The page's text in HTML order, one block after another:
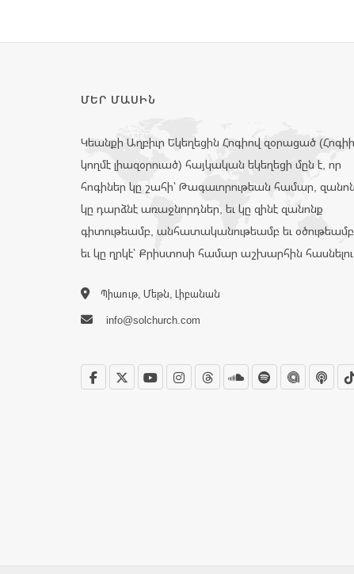
ՄԵՐ ՄԱՍԻՆ
Կեանքի Աղբիւր Եկեղեցին Հոգիով զօրացած
կողմէ լիազօրուած) հայկական եկեղեցի մըն է, որ
հոգիներ կը շահի՝ Թագաւորութեան համար,
կը դարձնէ առաջնորդներ, եւ կը զինէ զանոնք
գիտութեամբ, անհատականութեամբ եւ օծութեամբ
եւ կը ղրկէ՝ Քրիստոսի համար աշխարհին
Պիաութ, Մեթն, Լիբանան
info@solchurch.com